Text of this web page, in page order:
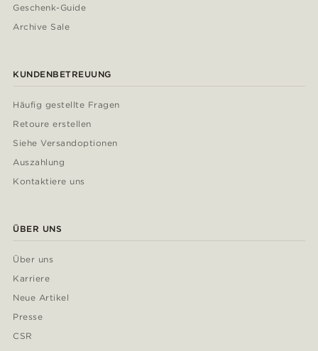
Geschenk-Guide
Archive Sale
KUNDENBETREUUNG
Häufig gestellte Fragen
Retoure erstellen
Siehe Versandoptionen
Auszahlung
Kontaktiere uns
ÜBER UNS
Über uns
Karriere
Neue Artikel
Presse
CSR